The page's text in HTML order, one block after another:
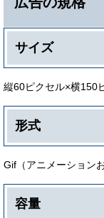
サイズ
縦60ピクセル×横150
形式
Gif（アニメーション
容量